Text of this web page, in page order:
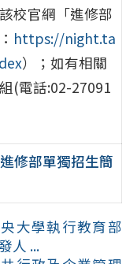
校官網「進修部
https://night.ta
）；如有相關
(電話:02-27091
修部單獨招生簡
大學執行教育部
人 ...